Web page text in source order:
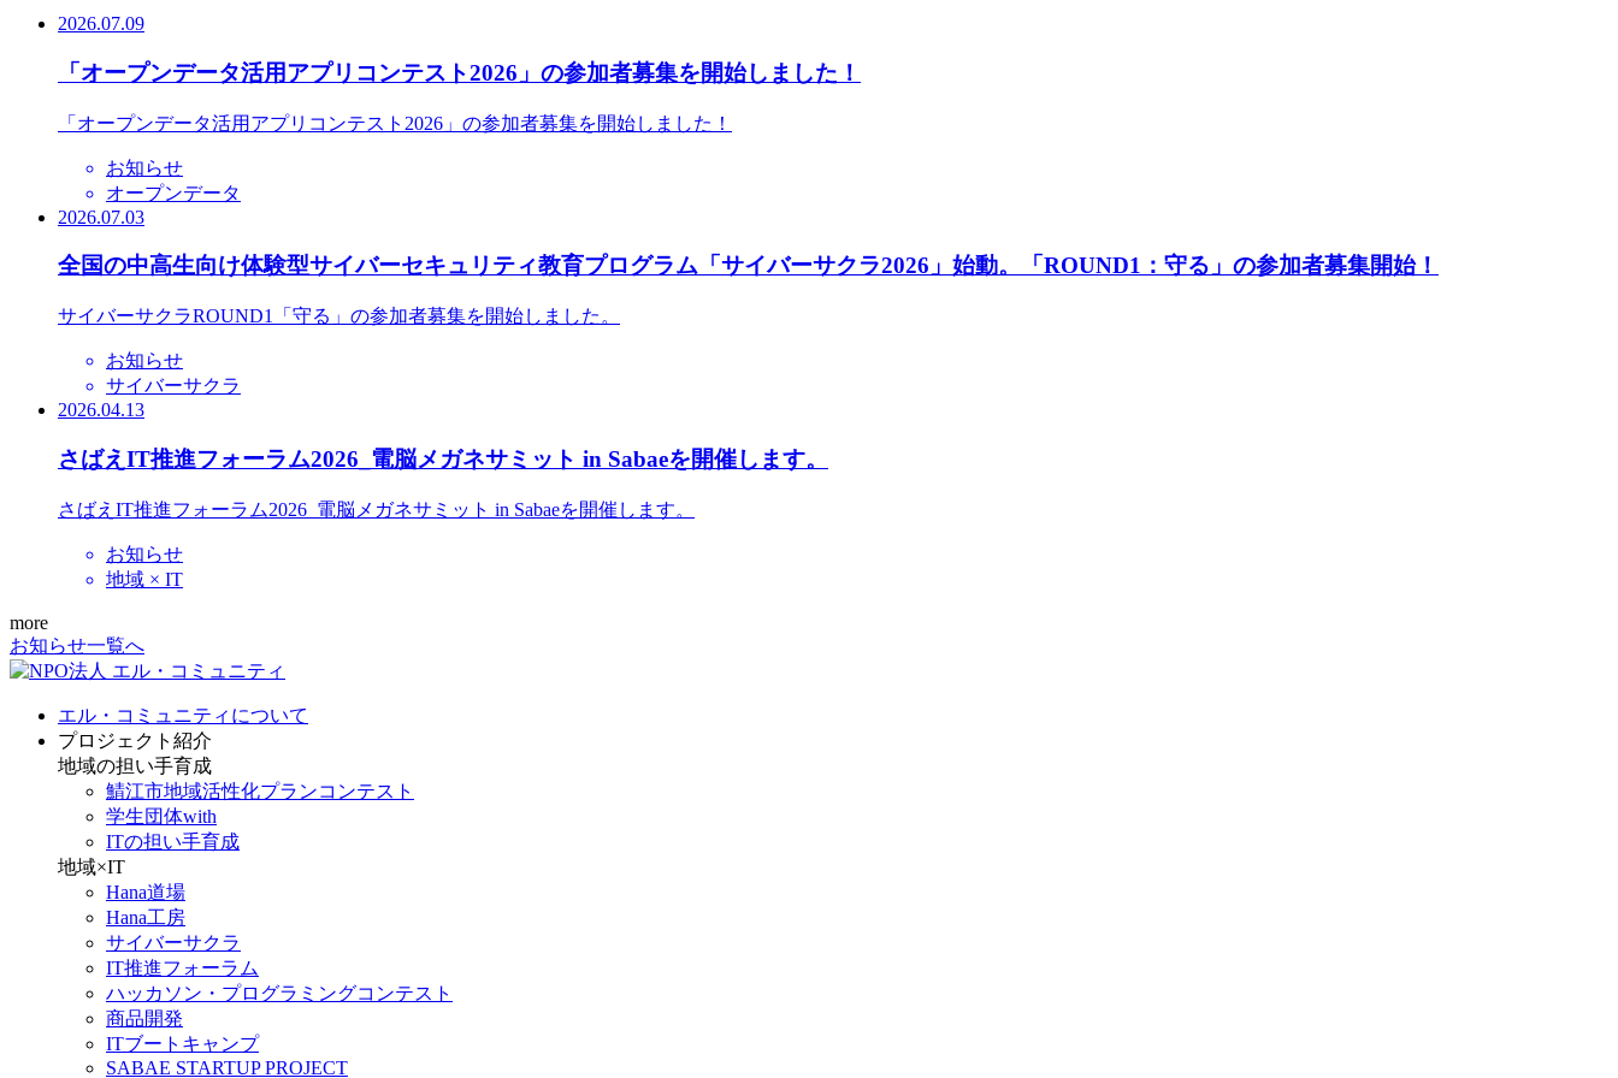
2026.07.09
「オープンデータ活用アプリコンテスト2026」の参加者募集を開始しました！
「オープンデータ活用アプリコンテスト2026」の参加者募集を開始しました！
お知らせ
オープンデータ
2026.07.03
全国の中高生向け体験型サイバーセキュリティ教育プログラム「サイバーサクラ2026」始動。「ROUND1：守る」の参加者募集開始！
サイバーサクラROUND1「守る」の参加者募集を開始しました。
お知らせ
サイバーサクラ
2026.04.13
さばえIT推進フォーラム2026_電脳メガネサミット in Sabaeを開催します。
さばえIT推進フォーラム2026_電脳メガネサミット in Sabaeを開催します。
お知らせ
地域 × IT
more
お知らせ一覧へ
エル・コミュニティについて
プロジェクト紹介
地域の担い手育成
鯖江市地域活性化プランコンテスト
学生団体with
ITの担い手育成
地域×IT
Hana道場
Hana工房
サイバーサクラ
IT推進フォーラム
ハッカソン・プログラミングコンテスト
商品開発
ITブートキャンプ
SABAE STARTUP PROJECT